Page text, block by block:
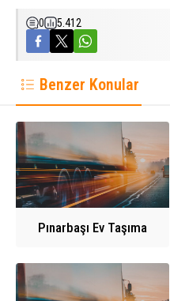
0 5.412
Benzer Konular
Pınarbaşı Ev Taşıma